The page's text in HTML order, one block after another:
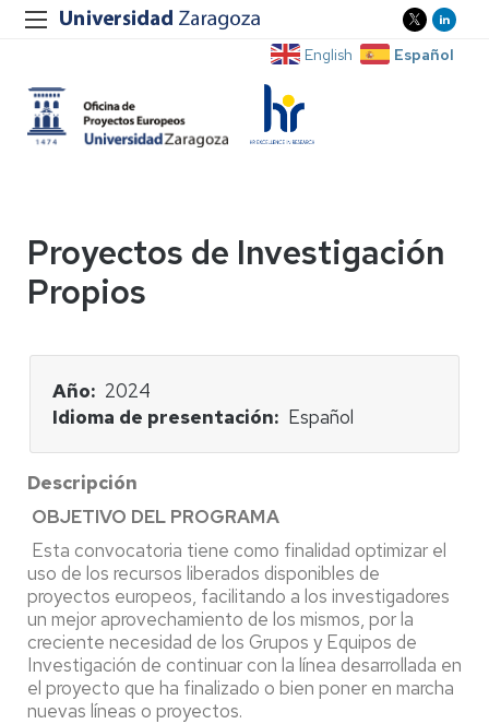
English Español
Proyectos de Investigación
Propios
Año
2024
Idioma de presentación
Español
Descripción
OBJETIVO DEL PROGRAMA
Esta convocatoria tiene como finalidad optimizar el
uso de los recursos liberados disponibles de
proyectos europeos, facilitando a los investigadores
un mejor aprovechamiento de los mismos, por la
creciente necesidad de los Grupos y Equipos de
Investigación de continuar con la línea desarrollada en
el proyecto que ha finalizado o bien poner en marcha
nuevas líneas o proyectos.